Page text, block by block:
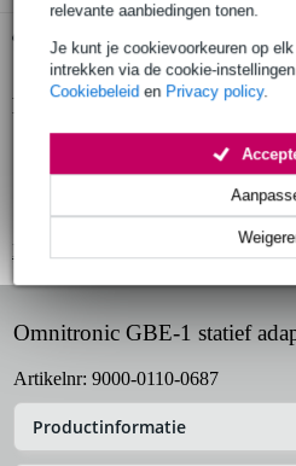
relevante aanbiedingen tonen.
Je kunt je cookievoorkeuren op
intrekken via de cookie-
Cookiebeleid en Privacy policy.
Gratis ophalen in de winkel
Productinformatie
maximale belastbaarheid: 2 x 25 kg
breedte: maximaal 51 cm,
Bekijk alle productspecificaties
Omnitronic GBE-1 statief
Artikelnr: 9000-0110-0687
Productinformatie